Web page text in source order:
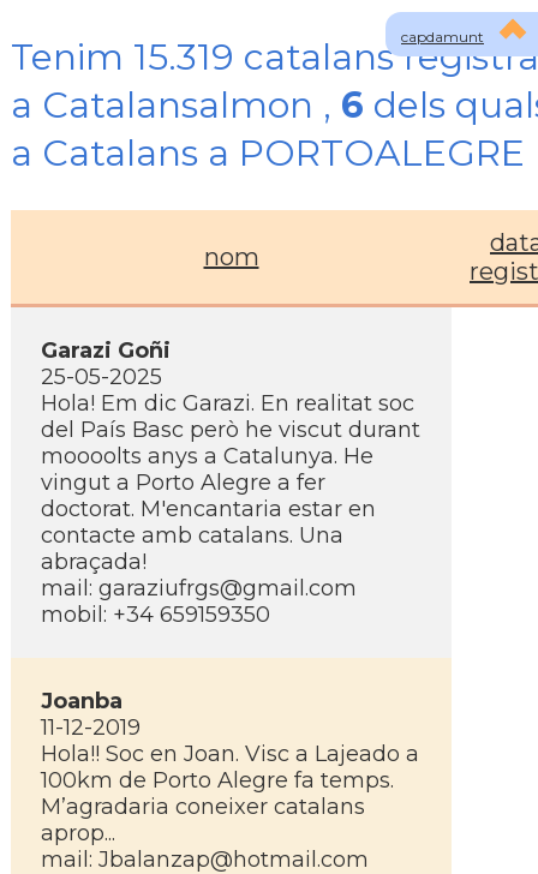
capdamunt
Tenim 15.319 catalans
a Catalansalmon , 6 dels
a Catalans a PORTOALEGRE
nom
Garazi Goñi
25-05-2025
Hola! Em dic Garazi. En realitat soc
del País Basc però he viscut durant
moooolts anys a Catalunya. He
vingut a Porto Alegre a fer
doctorat. M'encantaria estar en
contacte amb catalans. Una
abraçada!
mail: garaziufrgs@gmail.com
mobil: +34 659159350
Joanba
11-12-2019
Hola!! Soc en Joan. Visc a Lajeado a
100km de Porto Alegre fa temps.
M’agradaria coneixer catalans
aprop...
mail: Jbalanzap@hotmail.com